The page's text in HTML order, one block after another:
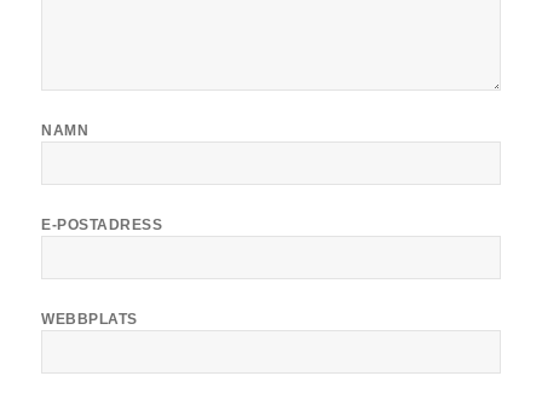
NAMN
E-POSTADRESS
WEBBPLATS